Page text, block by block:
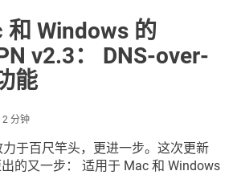
和 Windows 的
v2.3： DNS-over-
能
2 分钟
于百尺竿头，更进一步。这次更新
的又一步： 适用于 Mac 和 Windows